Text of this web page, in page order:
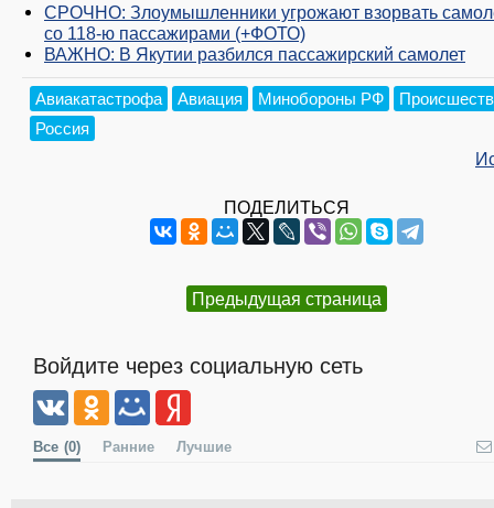
СРОЧНО: Злоумышленники угрожают взорвать
со 118-ю пассажирами (+ФОТО)
ВАЖНО: В Якутии разбился пассажирский самолет
Авиакатастрофа Авиация Минобороны РФ
Россия
ПОДЕЛИТЬСЯ
Предыдущая страница
Войдите через социальную сеть
Все (0) Ранние Лучшие